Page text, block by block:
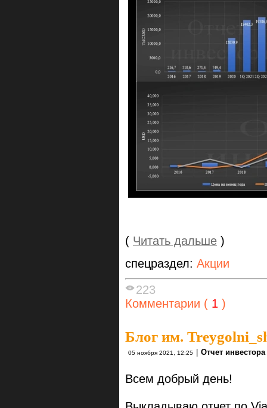
( Читать дальше )
спецраздел: Акции
223
Комментарии ( 1 )
Блог им.
05 ноября 2021, 12:25 Отчет инвестора
Всем добрый день!